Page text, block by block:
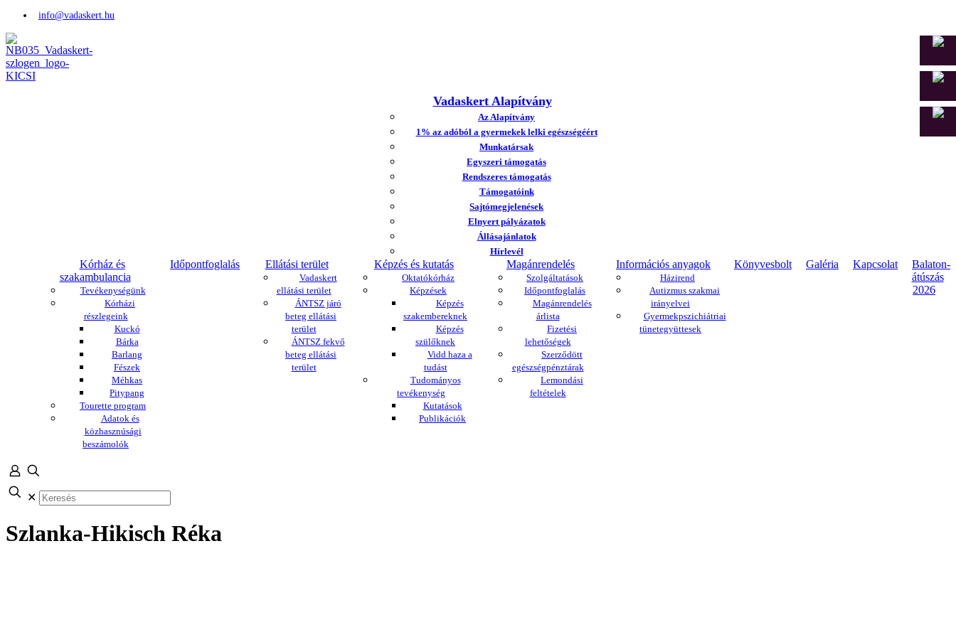
info@vadaskert.hu
Vadaskert Alapítvány
Az Alapítvány
1% az adóból a gyermekek lelki egészségéért
Munkatársak
Egyszeri támogatás
Rendszeres támogatás
Támogatóink
Sajtómegjelenések
Elnyert pályázatok
Állásajánlatok
Hírlevél
Kórház és
szakambulancia
Tevékenységünk
Kórházi
részlegeink
Kuckó
Bárka
Barlang
Fészek
Méhkas
Pitypang
Tourette program
Adatok és
közhasznúsági
beszámolók
Időpontfoglalás Ellátási terület
Vadaskert
ellátási terület
ÁNTSZ járó
beteg ellátási
terület
ÁNTSZ fekvő
beteg ellátási
terület
Képzés és kutatás
Oktatókórház
Képzések
Képzés
szakembereknek
Képzés
szülőknek
Vidd haza a
tudást
Tudományos
tevékenység
Kutatások
Publikációk
Magánrendelés
Szolgáltatások
Időpontfoglalás
Magánrendelés
árlista
Fizetési
lehetőségek
Szerződött
egészségpénztárak
Lemondási
feltételek
Információs anyagok
Házirend
Autizmus szakmai
irányelvei
Gyermekpszichiátriai
tünetegyüttesek
Könyvesbolt Galéria Kapcsolat
Balaton-
átúszás
2026
✕
Szlanka-Hikisch Réka